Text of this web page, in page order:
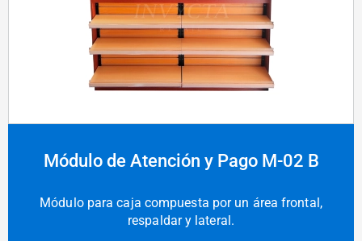
Módulo de Atención y Pago M-02 B
Módulo para caja compuesta por un área frontal,
respaldar y lateral.